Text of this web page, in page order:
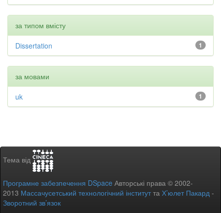
за типом вмісту
1
Dissertation
за мовами
1
uk
Тема від
Програмне забезпечення DSpace Авторські права © 2002-
2013 Массачусетський технологічний інститутта Х’юлет Пакард -
Зворотний зв’язок